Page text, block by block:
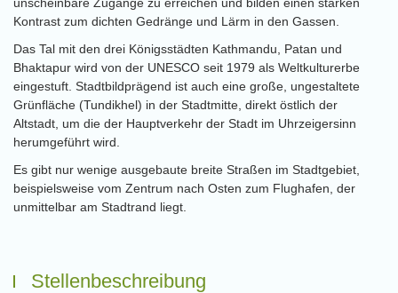
Kontrast zum dichten Gedränge und Lärm in den Gassen.
Das Tal mit den drei Königsstädten Kathmandu, Patan und
Bhaktapur wird von der UNESCO seit 1979 als Weltkulturerbe
eingestuft. Stadtbildprägend ist auch eine große, ungestaltete
Grünfläche (Tundikhel) in der Stadtmitte, direkt östlich der
Altstadt, um die der Hauptverkehr der Stadt im Uhrzeigersinn
herumgeführt wird.
Es gibt nur wenige ausgebaute breite Straßen im Stadtgebiet,
beispielsweise vom Zentrum nach Osten zum Flughafen, der
unmittelbar am Stadtrand liegt.
Stellenbeschreibung